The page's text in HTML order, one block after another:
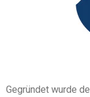
Gegründet wurde